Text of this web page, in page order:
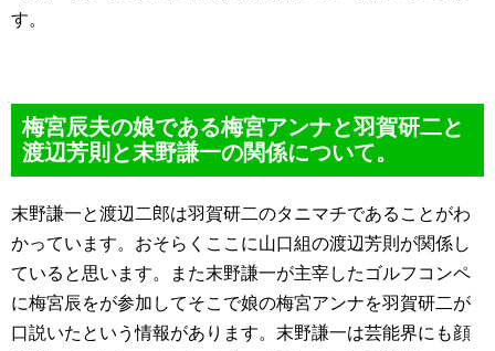
す。
梅宮辰夫の娘である梅宮アンナと羽賀研二と
渡辺芳則と末野謙一の関係について。
末野謙一と渡辺二郎は羽賀研二のタニマチであることがわ
かっています。おそらくここに山口組の渡辺芳則が関係し
ていると思います。また末野謙一が主宰したゴルフコンペ
に梅宮辰をが参加してそこで娘の梅宮アンナを羽賀研二が
口説いたという情報があります。末野謙一は芸能界にも顔